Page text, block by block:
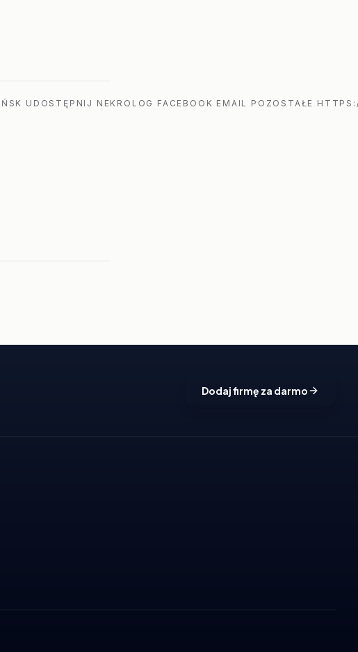
UDOSTĘPNIJ NEKROLOG FACEBOOK EMAIL POZOSTAŁE
Dodaj firmę za darmo